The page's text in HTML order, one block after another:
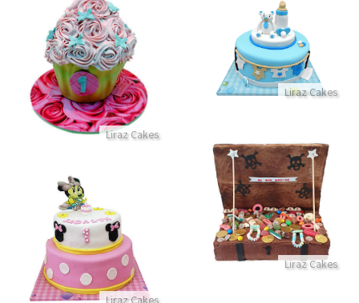
Liraz Cakes
סמאש קייק
התקשר/י
Liraz Cakes
עוגה לברית עם דובי מבצק סוכר
התקשר/י
Liraz Cakes
עוגת פיראטים תיבת אוצר וממתקים
התקשר/י
Liraz Cakes
עוגת קומות מיני מאוס
התקשר/י